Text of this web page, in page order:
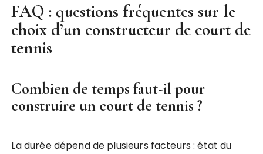
FAQ : questions fréquentes sur le
choix d’un constructeur de court de
tennis
Combien de temps faut-il pour
construire un court de tennis ?
La durée dépend de plusieurs facteurs : état du